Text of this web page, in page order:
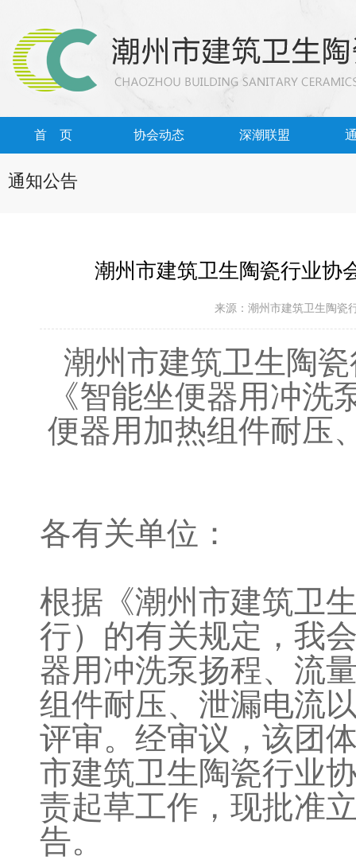
首 页 协会动态 深潮联盟
通知公告
潮州市建筑卫生陶瓷行业协
来源：潮州市建筑卫生
潮州市建筑卫生陶
《智能坐便器用冲
便器用加热组件耐压
各有关单位：
根据《潮州市建筑卫
行）的有关规定，我
器用冲洗泵扬程、流
组件耐压、 泄漏电流
评审。经审议，该团
市建筑卫生陶瓷行业
责起草工作，现批准
告。